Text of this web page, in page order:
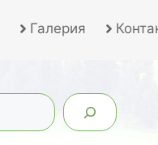
Галерия